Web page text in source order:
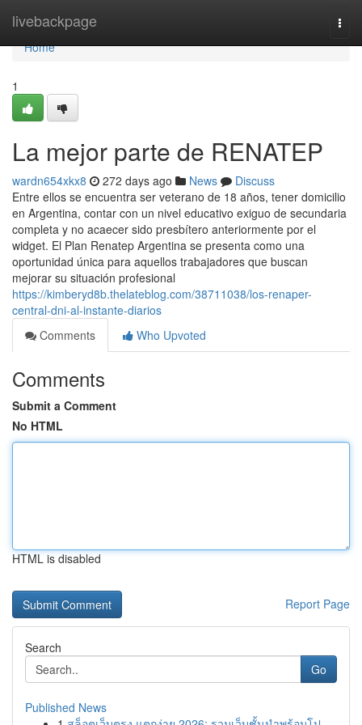
livebackpage
Home
Home
1
La mejor parte de RENATEP
wardn654xkx8 272 days ago News
Discuss
Entre ellos se encuentra ser veterano de 18 años, tener domicilio
en Argentina, contar con un nivel educativo exiguo de secundaria
completa y no acaecer sido presbítero anteriormente por el
widget. El Plan Renatep Argentina se presenta como una
oportunidad única para aquellos trabajadores que buscan
mejorar su situación profesional
https://kimberyd8b.thelateblog.com/38711038/los-renaper-
central-dni-al-instante-diarios
Comments
Who Upvoted
Comments
Submit a Comment
No HTML
HTML is disabled
Report Page
Search
Go
Published News